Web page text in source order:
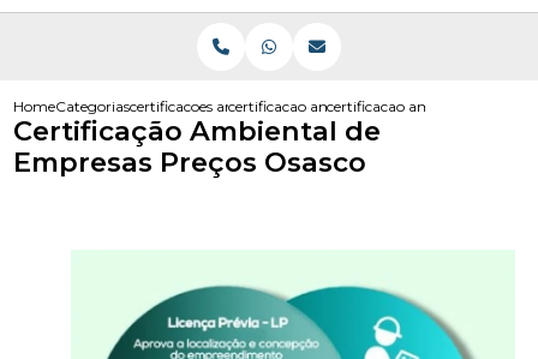
HomeCategoriascertificacoes ambientaiscertificacao ambiental iso 14001
certificacao ambiental de
Certificação Ambiental de
Empresas Preços Osasco